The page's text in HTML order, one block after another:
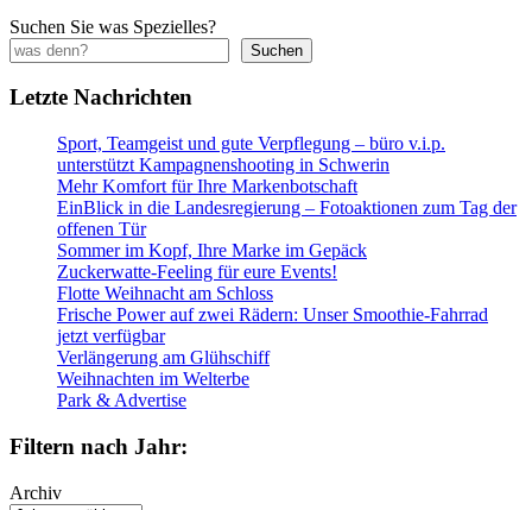
Suchen Sie was Spezielles?
Suchen
Letzte Nachrichten
Sport, Teamgeist und gute Verpflegung – büro v.i.p.
unterstützt Kampagnenshooting in Schwerin
Mehr Komfort für Ihre Markenbotschaft
EinBlick in die Landesregierung – Fotoaktionen zum Tag der
offenen Tür
Sommer im Kopf, Ihre Marke im Gepäck
Zuckerwatte-Feeling für eure Events!
Flotte Weihnacht am Schloss
Frische Power auf zwei Rädern: Unser Smoothie-Fahrrad
jetzt verfügbar
Verlängerung am Glühschiff
Weihnachten im Welterbe
Park & Advertise
Filtern nach Jahr:
Archiv